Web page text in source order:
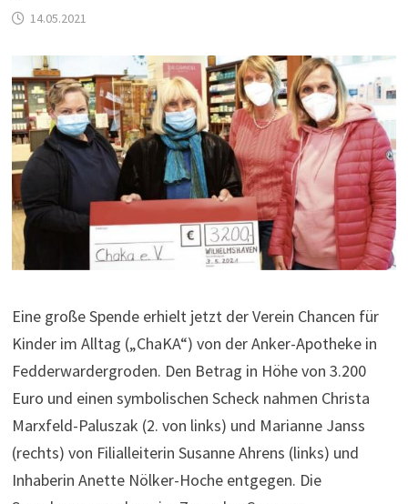
14.05.2021
Eine große Spende erhielt jetzt der Verein Chancen für
Kinder im Alltag („ChaKA“) von der Anker-Apotheke in
Fedderwardergroden. Den Betrag in Höhe von 3.200
Euro und einen symbolischen Scheck nahmen Christa
Marxfeld-Paluszak (2. von links) und Marianne Janss
(rechts) von Filialleiterin Susanne Ahrens (links) und
Inhaberin Anette Nölker-Hoche entgegen. Die